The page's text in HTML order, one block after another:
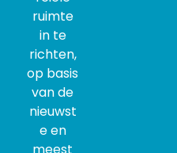
ruimte
in te
richten,
op basis
van de
nieuwst
e en